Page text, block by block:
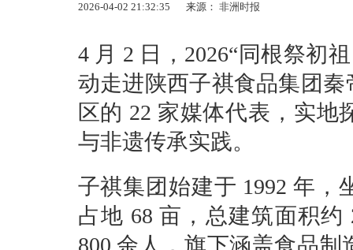
2026-04-02 21:32:35 来源： 非洲时报
4 月 2 日，2026“同根祭初
动走进陕西子祺食品集团
区的 22 家媒体代表，实
与非遗传承实践。
子祺集团始建于 1992 年
占地 68 亩，总建筑面积约
800 余人，旗下涵盖食品